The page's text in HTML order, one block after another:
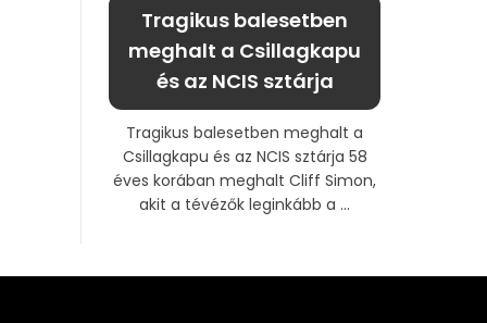
Tragikus balesetben
meghalt a Csillagkapu
és az NCIS sztárja
Tragikus balesetben meghalt a
Csillagkapu és az NCIS sztárja 58
éves korában meghalt Cliff Simon,
akit a tévézők leginkább a ...